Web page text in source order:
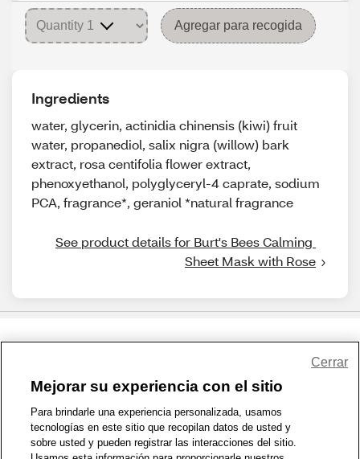
Agregar para recogida
Ingredients
water, glycerin, actinidia chinensis (kiwi) fruit
water, propanediol, salix nigra (willow) bark
extract, rosa centifolia flower extract,
phenoxyethanol, polyglyceryl-4 caprate, sodium
PCA, fragrance*, geraniol *natural fragrance
See product details for Burt's Bees Calming
Sheet Mask with Rose
1-800-679-9691 | Contáctenos | Términos de Uso | Accesibilidad
Política de Privacidad | WA Privacy Policy | Mapa del sitio
Zona de Bienestar | © 1999 - 2026 CVS.com
Mejorar su experiencia con el sitio
Para brindarle una experiencia personalizada, usamos
tecnologías en este sitio que recopilan datos de usted y
sobre usted y pueden registrar las interacciones del sitio.
Cerrar